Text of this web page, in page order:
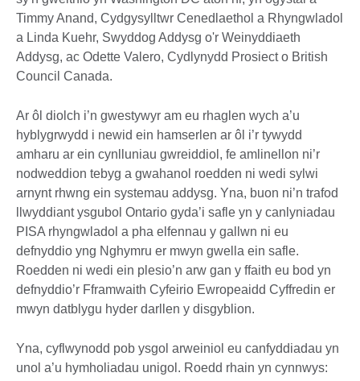
Timmy Anand, Cydgysylltwr Cenedlaethol a Rhyngwladol
a Linda Kuehr, Swyddog Addysg o'r Weinyddiaeth
Addysg, ac Odette Valero, Cydlynydd Prosiect o British
Council Canada.
Ar ôl diolch i’n gwestywyr am eu rhaglen wych a’u
hyblygrwydd i newid ein hamserlen ar ôl i’r tywydd
amharu ar ein cynlluniau gwreiddiol, fe amlinellon ni’r
nodweddion tebyg a gwahanol roedden ni wedi sylwi
arnynt rhwng ein systemau addysg. Yna, buon ni’n trafod
llwyddiant ysgubol Ontario gyda’i safle yn y canlyniadau
PISA rhyngwladol a pha elfennau y gallwn ni eu
defnyddio yng Nghymru er mwyn gwella ein safle.
Roedden ni wedi ein plesio’n arw gan y ffaith eu bod yn
defnyddio’r Fframwaith Cyfeirio Ewropeaidd Cyffredin er
mwyn datblygu hyder darllen y disgyblion.
Yna, cyflwynodd pob ysgol arweiniol eu canfyddiadau yn
unol a’u hymholiadau unigol. Roedd rhain yn cynnwys: